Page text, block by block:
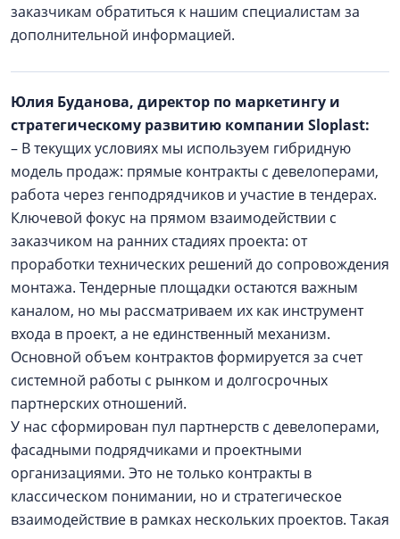
заказчикам обратиться к нашим специалистам за
дополнительной информацией.
Юлия Буданова, директор по маркетингу и
стратегическому развитию компании Sloplast:
– В текущих условиях мы используем гибридную
модель продаж: прямые контракты с девелоперами,
работа через генподрядчиков и участие в тендерах.
Ключевой фокус на прямом взаимодействии с
заказчиком на ранних стадиях проекта: от
проработки технических решений до сопровождения
монтажа. Тендерные площадки остаются важным
каналом, но мы рассматриваем их как инструмент
входа в проект, а не единственный механизм.
Основной объем контрактов формируется за счет
системной работы с рынком и долгосрочных
партнерских отношений.
У нас сформирован пул партнерств с девелоперами,
фасадными подрядчиками и проектными
организациями. Это не только контракты в
классическом понимании, но и стратегическое
взаимодействие в рамках нескольких проектов. Такая